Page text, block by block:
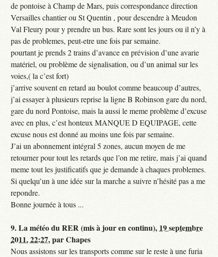
de pontoise à Champ de Mars, puis correspondance direction
Versailles chantier ou St Quentin , pour descendre à Meudon
Val Fleury pour y prendre un bus. Rare sont les jours ou il n’y à
pas de problemes, peut-etre une fois par semaine.
pourtant je prends 2 trains d’avance en prévision d’une avarie
matériel, ou problème de signalisation, ou d’un animal sur les
voies,( la c’est fort)
j’arrive souvent en retard au boulot comme beaucoup d’autres,
j’ai essayer à plusieurs reprise la ligne B Robinson gare du nord,
gare du nord Pontoise, mais la aussi le meme problème d’excuse
avec en plus, c’est honteux MANQUE D EQUIPAGE, cette
excuse nous est donné au moins une fois par semaine.
J’ai un abonnement intégral 5 zones, aucun moyen de me
retourner pour tout les retards que l’on me retire, mais j’ai quand
meme tout les justificatifs que je demande à chaques problemes.
Si quelqu’un à une idée sur la marche a suivre n’hésité pas a me
repondre.
Bonne journée à tous ...
9.La météo du RER (mis à jour en continu), 19 septembre
2011, 22:27,parChapes
Nous assistons sur les transports comme sur le reste à une furia